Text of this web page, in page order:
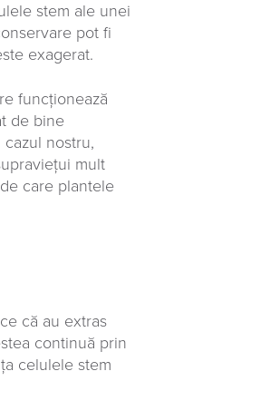
stem ale unei
pot fi
exagerat.
funcționează
de bine
nostru,
mult
care plantele
că au extras
continuă prin
celulele stem